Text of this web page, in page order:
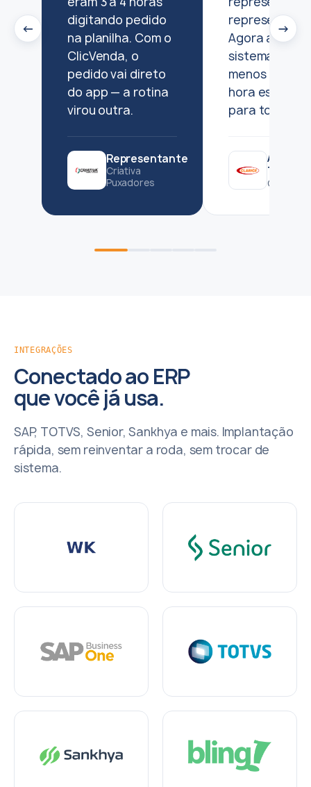
digitando pedido
na planilha. Com o
ClicVenda, o
pedido vai direto
do app — a rotina
virou outra.
Representante
Criativa
Puxadores
Agora altero
sistema e em
menos de uma
hora está
para todos.
TI
Clarice
← →
INTEGRAÇÕES
Conectado ao ERP
que você já usa.
SAP, TOTVS, Senior, Sankhya e mais. Implantação
rápida, sem reinventar a roda, sem trocar de
sistema.